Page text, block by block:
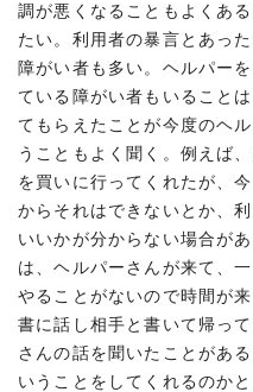
調が悪くなることもよくあ
たい。利用者の暴言とあっ
障がい者も多い。ヘルパー
ている障がい者もいること
てもらえたことが今度のヘ
うこともよく聞く。例えば
を買いに行ってくれたが、
からそれはできないとか、
いいかが分からない場合が
は、ヘルパーさんが来て、
やることがないので時間が
書に話し相手と書いて帰っ
さんの話を聞いたことがあ
いうことをしてくれるのか